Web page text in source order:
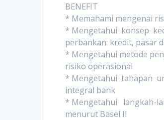
BENEFIT
* Memahami mengenai
* Mengetahui konsep
perbankan: kredit, pasar
* Mengetahui metode
risiko operasional
* Mengetahui tahapan
integral bank
* Mengetahui langkah-
menurut Basel II